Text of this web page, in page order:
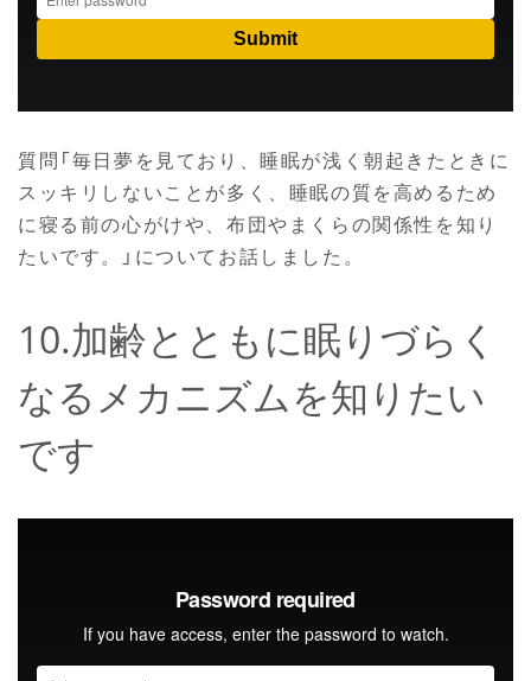
質問「毎日夢を見ており、睡眠が浅く朝起きたときに
スッキリしないことが多く、睡眠の質を高めるため
に寝る前の心がけや、布団やまくらの関係性を知り
たいです。」についてお話しました。
10.加齢とともに眠りづらく
なるメカニズムを知りたい
です